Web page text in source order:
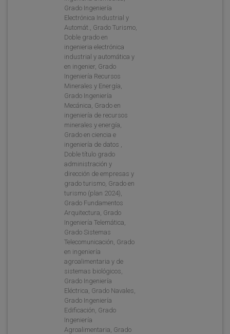
Grado Ingeniería
Electrónica Industrial y
Automát., Grado Turismo,
Doble grado en
ingenieria electrónica
industrial y automática y
en ingenier, Grado
Ingeniería Recursos
Minerales y Energía,
Grado Ingeniería
Mecánica, Grado en
ingeniería de recursos
minerales y energía,
Grado en ciencia e
ingeniería de datos ,
Doble título grado
administración y
dirección de empresas y
grado turismo, Grado en
turismo (plan 2024),
Grado Fundamentos
Arquitectura, Grado
Ingeniería Telemática,
Grado Sistemas
Telecomunicación, Grado
en ingeniería
agroalimentaria y de
sistemas biológicos,
Grado Ingeniería
Eléctrica, Grado Navales,
Grado Ingeniería
Edificación, Grado
Ingeniería
Agroalimentaria, Grado